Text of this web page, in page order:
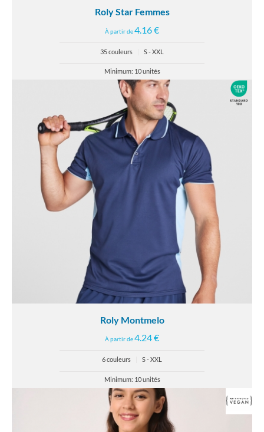
Roly Star Femmes
À partir de4.16 €
35 couleurs S - XXL
Minimum: 10 unités
Roly Montmelo
À partir de4.24 €
6 couleurs S - XXL
Minimum: 10 unités